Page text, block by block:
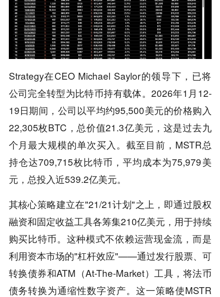
Strategy在CEO Michael Saylor的领导下，已将
公司完全转型为比特币持有载体。2026年1月12-
19日期间，公司以平均约95,500美元的价格购入
22,305枚BTC，总价值21.3亿美元，这是过去九
个月最大规模的单次买入。截至目前，MSTR总
持仓达709,715枚比特币，平均成本为75,979美
元，总投入近539.2亿美元。
其核心策略建立在"21/21计划"之上，即通过股权
融资和固定收益工具各筹集210亿美元，用于持续
购买比特币。这种模式不依赖运营现金流，而是
利用资本市场的"杠杆效应"——通过发行股票、可
转换债券和ATM（At-The-Market）工具，将法币
债务转换为通缩性数字资产。这一策略使MSTR